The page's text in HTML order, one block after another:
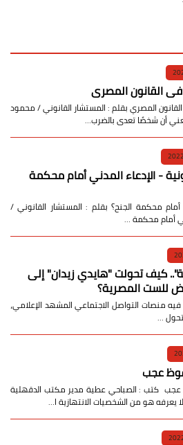
القانون المصري
المصري بقلم : المستشار القانوني / محمود
أن شخصًا تعدى بالضرب…
- الإدعاء المدني أمام محكمة
محكمة الجنح؟ بقلم : المستشار القانوني /
أمام محكمة …
كيف تحولت "هايدي زيدان" إلى
للست المصرية؟
منصات التواصل الاجتماعي المشهد الإعلامي،
…
عجب
كتب : الصباحي عطية مدير مكتب الدقهلية
هو من الشخصيات الانتهازية ا…